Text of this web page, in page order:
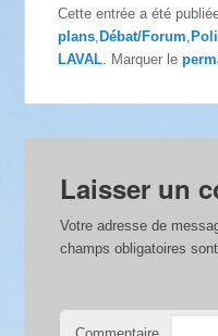
Cette entrée a été
plans ,Débat/Forum ,
LAVAL . Marquer le
Laisser un
Votre adresse de
champs obligatoires